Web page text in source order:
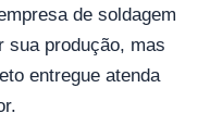
de soldagem
sua produção, mas
entregue atenda